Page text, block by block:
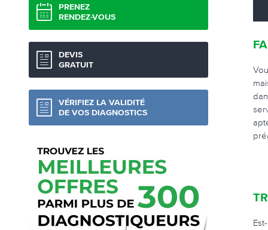
PRENEZ
RENDEZ-VOUS
DEVIS
GRATUIT
VÉRIFIEZ LA VALIDITÉ
DE VOS DIAGNOSTICS